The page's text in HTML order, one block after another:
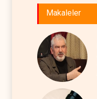
Makaleler